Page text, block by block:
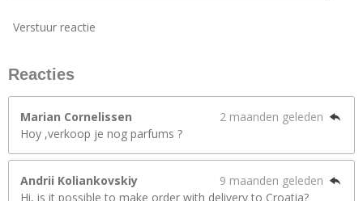
Verstuur reactie
Reacties
Marian Cornelissen
2 maanden geleden
Hoy ,verkoop je nog parfums ?
Andrii Koliankovskiy
9 maanden geleden
Hi, is it possible to make order with delivery to Croatia?